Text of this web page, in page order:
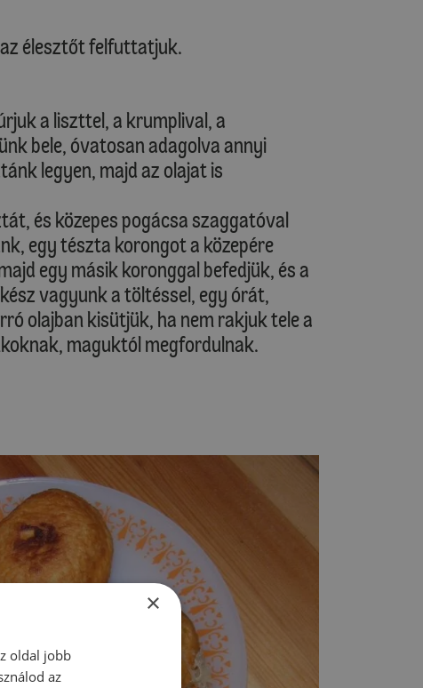
élesztőt felfuttatjuk.
a liszttel, a krumplival, a
bele, óvatosan adagolva annyi
legyen, majd az olajat is
és közepes pogácsa szaggatóval
egy tészta korongot a közepére
egy másik koronggal befedjük, és a
vagyunk a töltéssel, egy órát,
olajban kisütjük, ha nem rakjuk tele a
maguktól megfordulnak.
×
oldal jobb
az